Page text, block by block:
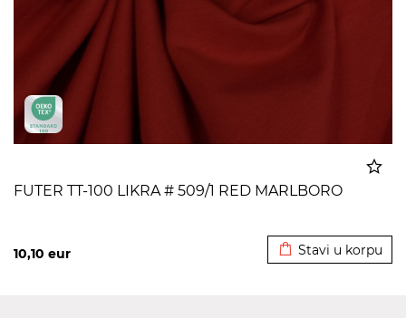
FUTER TT-100 LIKRA # 509/1 RED MARLBORO
10,10 eur Stavi u korpu